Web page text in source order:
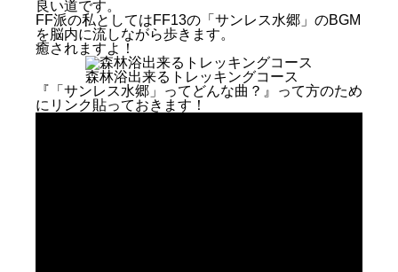
良い道です。
FF派の私としてはFF13の「サンレス水郷」のBGM
を脳内に流しながら歩きます。
癒されますよ！
森林浴出来るトレッキングコース
『「サンレス水郷」ってどんな曲？』って方のため
にリンク貼っておきます！